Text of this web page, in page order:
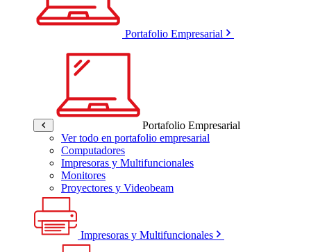
Portafolio Empresarial
Portafolio Empresarial
Ver todo en portafolio empresarial
Computadores
Impresoras y Multifuncionales
Monitores
Proyectores y Videobeam
Impresoras y Multifuncionales